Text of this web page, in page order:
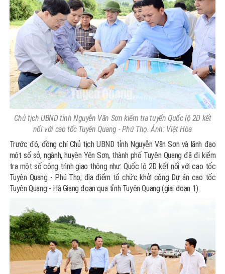
Chủ tịch UBND tỉnh Nguyễn Văn Sơn kiểm tra tuyến Quốc lộ 2D kết
nối với cao tốc Tuyên Quang - Phú Thọ.Ảnh: Việt Hòa
Trước đó, đồng chí Chủ tịch UBND tỉnh Nguyễn Văn Sơn và lãnh đạo
một số sở, ngành, huyện Yên Sơn, thành phố Tuyên Quang đã đi kiểm
tra một số công trình giao thông như: Quốc lộ 2D kết nối với cao tốc
Tuyên Quang - Phú Thọ; địa điểm tổ chức khởi công Dự án cao tốc
Tuyên Quang - Hà Giang đoạn qua tỉnh Tuyên Quang (giai đoạn 1).